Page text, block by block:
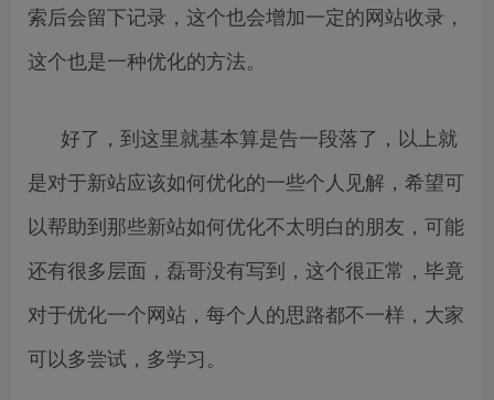
索后会留下记录，这个也会增加一定的网站收录，
这个也是一种优化的方法。
好了，到这里就基本算是告一段落了，以上就
是对于新站应该如何优化的一些个人见解，希望可
以帮助到那些新站如何优化不太明白的朋友，可能
还有很多层面，磊哥没有写到，这个很正常，毕竟
对于优化一个网站，每个人的思路都不一样，大家
可以多尝试，多学习。